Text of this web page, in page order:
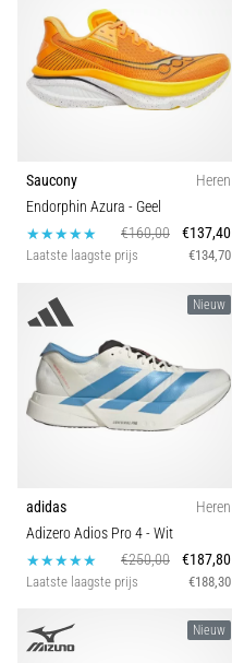
Saucony
Heren
Endorphin Azura - Geel
€160,00
€137,40
Laatste laagste prijs €134,70
Nieuw
adidas
Heren
Adizero Adios Pro 4- Wit
€250,00
€187,80
Laatste laagste prijs €188,30
Nieuw